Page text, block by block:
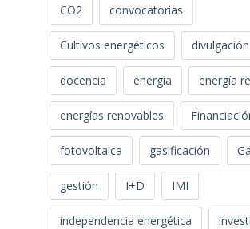
CO2 convocatorias
Cultivos energéticos divulgación
docencia energía energía
energías renovables
fotovoltaica gasificación
gestión I+D IMI
independencia energética